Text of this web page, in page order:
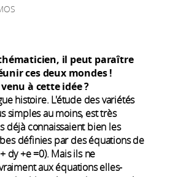
il peut paraître
ces deux mondes !
à cette idée ?
histoire. L'étude des variétés
simples au moins, est très
déjà connaissaient bien les
définies par des équations de
dy +e =0). Mais ils ne
aux équations elles-